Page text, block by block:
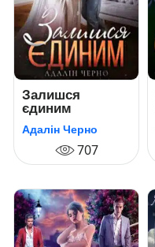
Залишся
єдиним
Адалін Черно
707